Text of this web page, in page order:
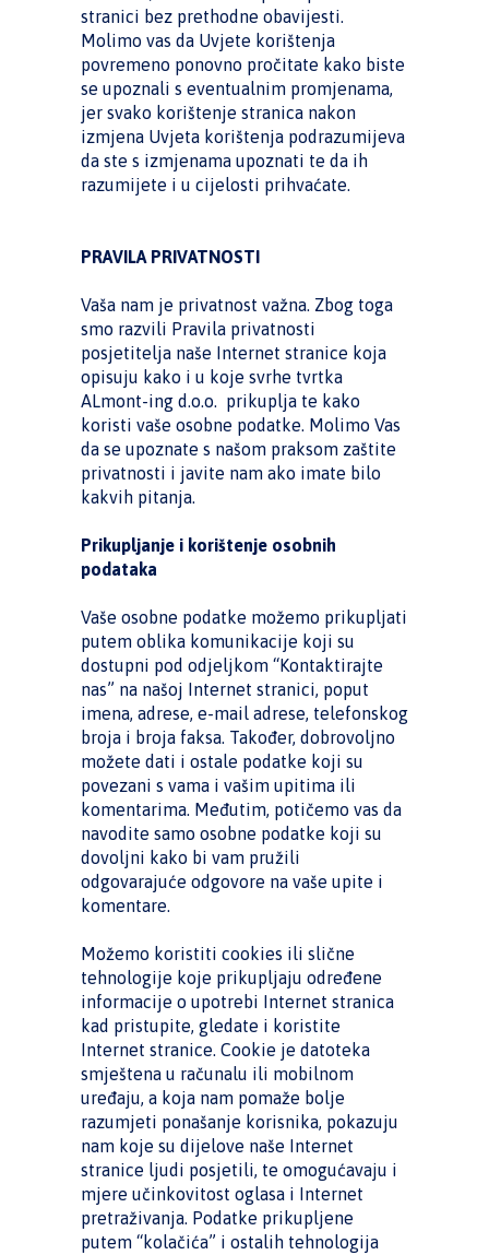
stranici bez prethodne obavijesti.
Molimo vas da Uvjete korištenja
povremeno ponovno pročitate kako biste
se upoznali s eventualnim promjenama,
jer svako korištenje stranica nakon
izmjena Uvjeta korištenja podrazumijeva
da ste s izmjenama upoznati te da ih
razumijete i u cijelosti prihvaćate.
PRAVILA PRIVATNOSTI
Vaša nam je privatnost važna. Zbog toga
smo razvili Pravila privatnosti
posjetitelja naše Internet stranice koja
opisuju kako i u koje svrhe tvrtka
ALmont-ing d.o.o. prikuplja te kako
koristi vaše osobne podatke. Molimo Vas
da se upoznate s našom praksom zaštite
privatnosti i javite nam ako imate bilo
kakvih pitanja.
Prikupljanje i korištenje osobnih
podataka
Vaše osobne podatke možemo prikupljati
putem oblika komunikacije koji su
dostupni pod odjeljkom “Kontaktirajte
nas” na našoj Internet stranici, poput
imena, adrese, e-mail adrese, telefonskog
broja i broja faksa. Također, dobrovoljno
možete dati i ostale podatke koji su
povezani s vama i vašim upitima ili
komentarima. Međutim, potičemo vas da
navodite samo osobne podatke koji su
dovoljni kako bi vam pružili
odgovarajuće odgovore na vaše upite i
komentare.
Možemo koristiti cookies ili slične
tehnologije koje prikupljaju određene
informacije o upotrebi Internet stranica
kad pristupite, gledate i koristite
Internet stranice. Cookie je datoteka
smještena u računalu ili mobilnom
uređaju, a koja nam pomaže bolje
razumjeti ponašanje korisnika, pokazuju
nam koje su dijelove naše Internet
stranice ljudi posjetili, te omogućavaju i
mjere učinkovitost oglasa i Internet
pretraživanja. Podatke prikupljene
putem “kolačića” i ostalih tehnologija